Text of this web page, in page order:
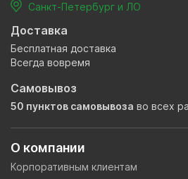
О компании
Корпоративным клиентам
Санкт-Петербург и ЛО
Доставка
Бесплатная доставка
Всегда вовремя
Самовывоз
50 пунктов самовывоза во всех